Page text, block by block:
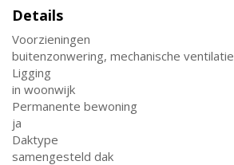
Details
Voorzieningen
buitenzonwering, mechanische ventilatie
Ligging
in woonwijk
Permanente bewoning
ja
Daktype
samengesteld dak